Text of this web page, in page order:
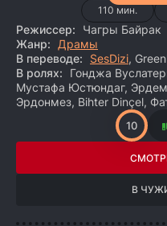
110 мин.
Режиссер:
Чагры Байрак
Жанр:
Драмы
В переводе:
SesDizi,
В ролях:
Гонджа
Мустафа Юстюндаг,
Эрдонмез, Bihter Dinçel,
10
В